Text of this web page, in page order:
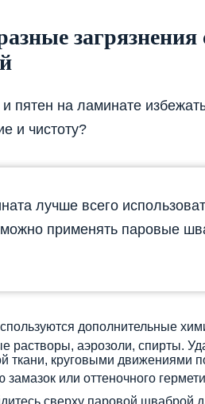
загрязнения
пятен на ламинате
и чистоту?
лучше всего
применять паровые
дополнительные
аэрозоли, спирты.
ткани, круговыми движениями
или оттеночного
сверху паровой шваброй